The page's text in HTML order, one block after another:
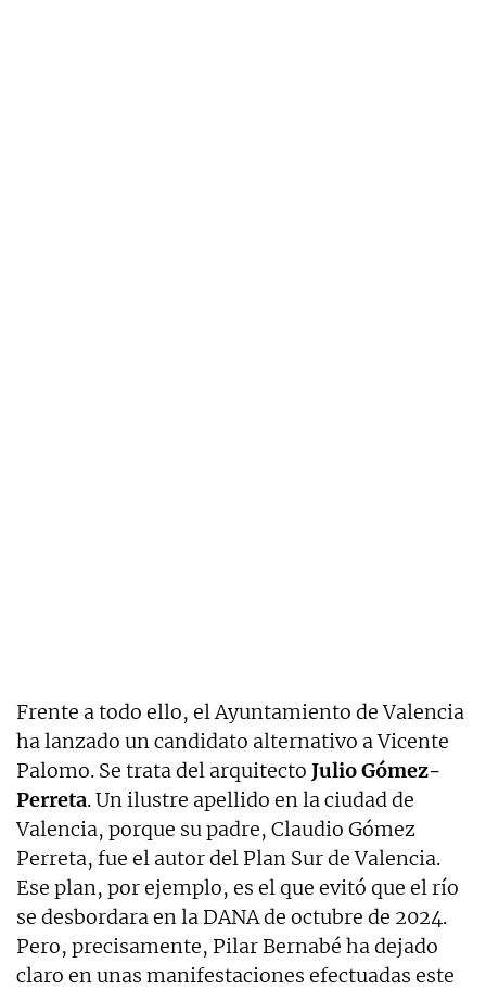
Frente a todo ello, el Ayuntamiento de Valencia
ha lanzado un candidato alternativo a Vicente
Palomo. Se trata del arquitecto Julio Gómez-
Perreta. Un ilustre apellido en la ciudad de
Valencia, porque su padre, Claudio Gómez
Perreta, fue el autor del Plan Sur de Valencia.
Ese plan, por ejemplo, es el que evitó que el río
se desbordara en la DANA de octubre de 2024.
Pero, precisamente, Pilar Bernabé ha dejado
claro en unas manifestaciones efectuadas este